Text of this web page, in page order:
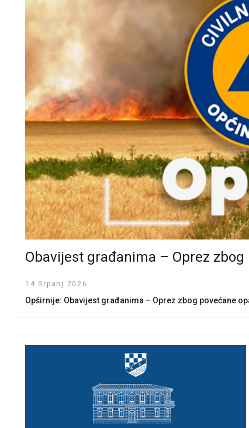
Obavijest građanima – Oprez
14 Srpanj 2026
Opširnije: Obavijest građanima – Oprez zbog povećane